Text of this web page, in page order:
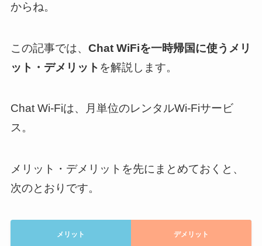
からね。
この記事では、 Chat WiFiを一時帰国に使うメリ
ット・デメリット を解説します。
Chat Wi-Fiは、月単位のレンタルWi-Fiサービ
ス。
メリット・デメリットを先にまとめておくと、
次のとおりです。
メリット デメリット